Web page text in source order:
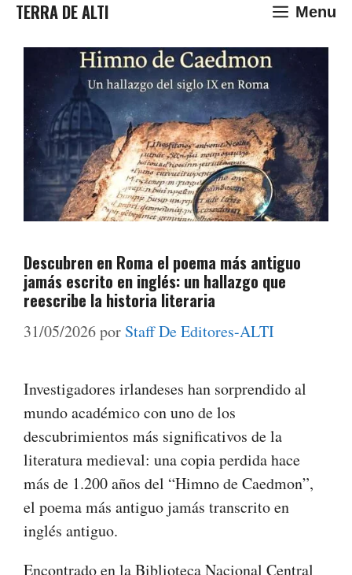
SaltarTERRA DE ALTI Menu
Descubren en Roma el poema más antiguo
jamás escrito en inglés: un hallazgo que
reescribe la historia literaria
31/05/2026por Staff De Editores-ALTI
Investigadores irlandeses han sorprendido al
mundo académico con uno de los
descubrimientos más significativos de la
literatura medieval: una copia perdida hace
más de 1.200 años del “Himno de Caedmon”,
el poema más antiguo jamás transcrito en
inglés antiguo.
Encontrado en la Biblioteca Nacional Central